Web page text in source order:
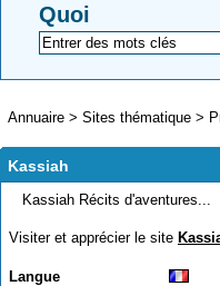
Quoi
Annuaire > Sites thématique >
Kassiah
Kassiah Récits d'aventures...
Visiter et apprécier le site
Langue